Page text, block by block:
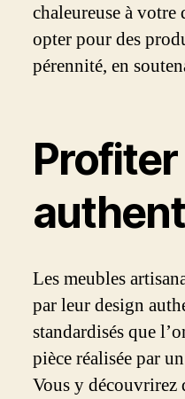
chaleureuse à votre
opter pour des
pérennité, en
Les meubles
par leur design
standardisés que
pièce réalisée par
Vous y découvrirez